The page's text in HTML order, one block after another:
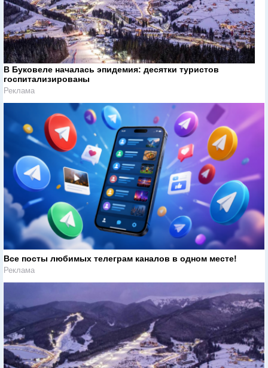
В Буковеле началась эпидемия: десятки туристов
госпитализированы
Реклама
Все посты любимых телеграм каналов в одном месте!
Реклама